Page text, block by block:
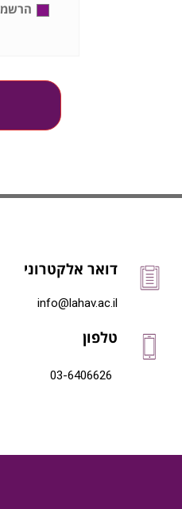
דואר אלקטרוני
info@lahav.ac.il
טלפון
03-6406626